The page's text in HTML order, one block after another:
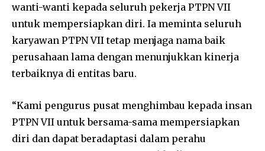
wanti-wanti kepada seluruh pekerja PTPN VII
untuk mempersiapkan diri. Ia meminta seluruh
karyawan PTPN VII tetap menjaga nama baik
perusahaan lama dengan menunjukkan kinerja
terbaiknya di entitas baru.
“Kami pengurus pusat menghimbau kepada insan
PTPN VII untuk bersama-sama mempersiapkan
diri dan dapat beradaptasi dalam perahu